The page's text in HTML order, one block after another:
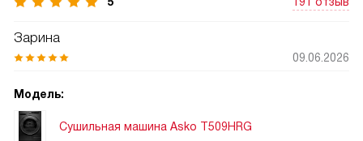
Зарина
09.06.2026
Модель:
Сушильная машина Asko T509HRG